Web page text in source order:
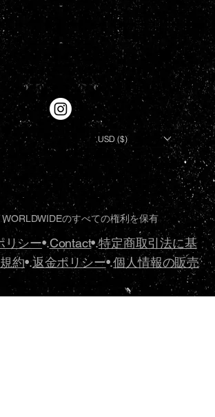
リシー•.Contact•.特定商取引法に基
約•.返金ポリシー•.個人情報の販売
のすべての権利を保有
USD ($)